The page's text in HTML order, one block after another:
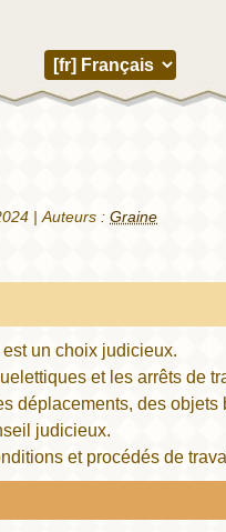
|Auteurs : Graine
un choix judicieux.
et les arrêts de
déplacements, des
judicieux.
et procédés de